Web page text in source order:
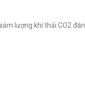
lượng khí thải CO2